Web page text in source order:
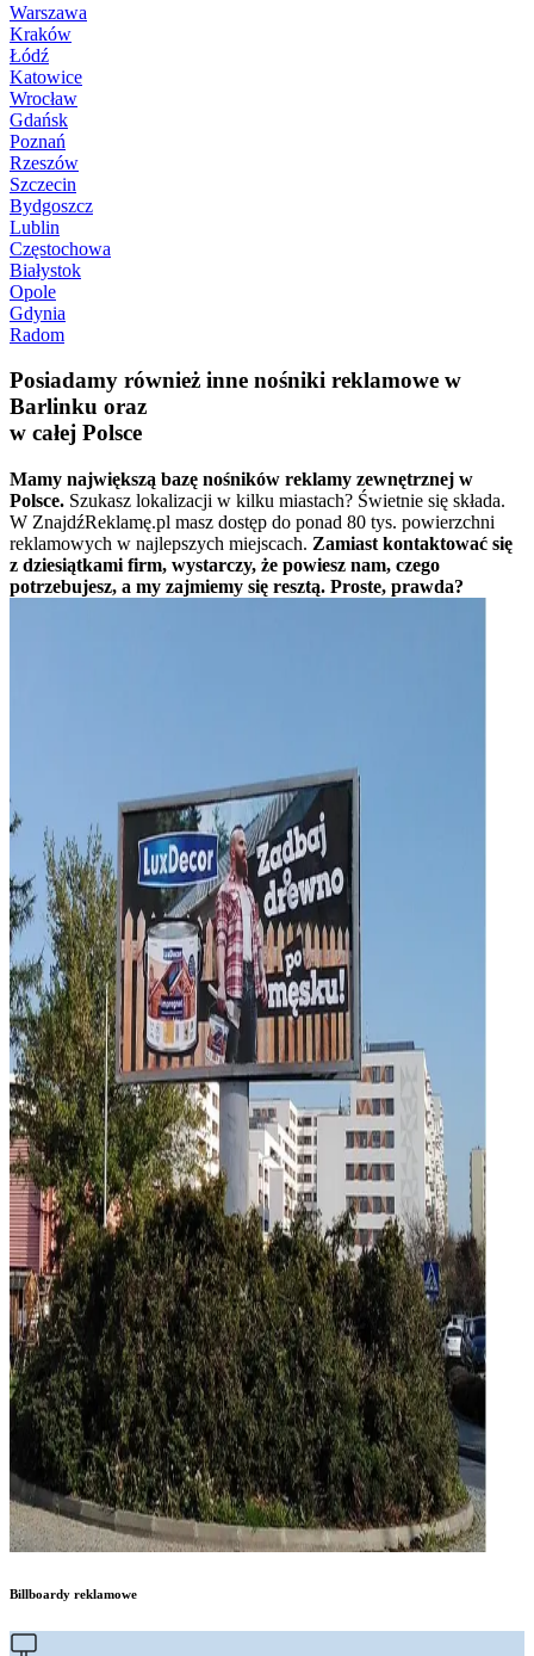
Warszawa
Kraków
Łódź
Katowice
Wrocław
Gdańsk
Poznań
Rzeszów
Szczecin
Bydgoszcz
Lublin
Częstochowa
Białystok
Opole
Gdynia
Radom
Posiadamy również inne nośniki reklamowe w
Barlinku oraz
w całej Polsce
Mamy największą bazę nośników reklamy zewnętrznej w
Polsce. Szukasz lokalizacji w kilku miastach? Świetnie się składa.
W ZnajdźReklamę.pl masz dostęp do ponad 80 tys. powierzchni
reklamowych w najlepszych miejscach. Zamiast kontaktować się
z dziesiątkami firm, wystarczy, że powiesz nam, czego
potrzebujesz, a my zajmiemy się resztą. Proste, prawda?
Billboardy reklamowe